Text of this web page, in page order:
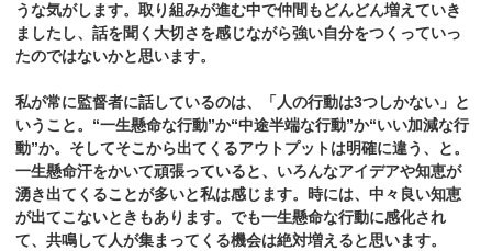
うな気がします。取り組みが進む中で仲間もどんどん増えていき
ましたし、話を聞く大切さを感じながら強い自分をつくっていっ
たのではないかと思います。
私が常に監督者に話しているのは、「人の行動は3つしかない」と
いうこと。“一生懸命な行動”か“中途半端な行動”か“いい加減な行
動”か。そしてそこから出てくるアウトプットは明確に違う、と。
一生懸命汗をかいて頑張っていると、いろんなアイデアや知恵が
湧き出てくることが多いと私は感じます。時には、中々良い知恵
が出てこないときもあります。でも一生懸命な行動に感化され
て、共鳴して人が集まってくる機会は絶対増えると思います。